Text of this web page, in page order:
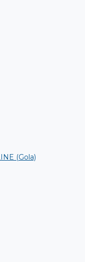
(Gola)